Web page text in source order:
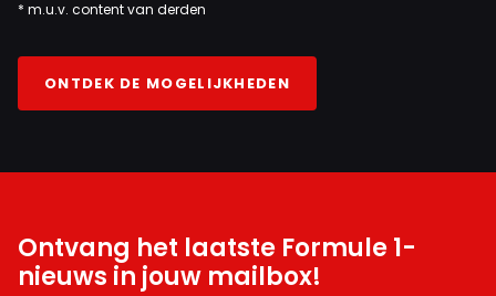
* m.u.v. content van derden
ONTDEK DE MOGELIJKHEDEN
Ontvang het laatste Formule 1-
nieuws in jouw mailbox!